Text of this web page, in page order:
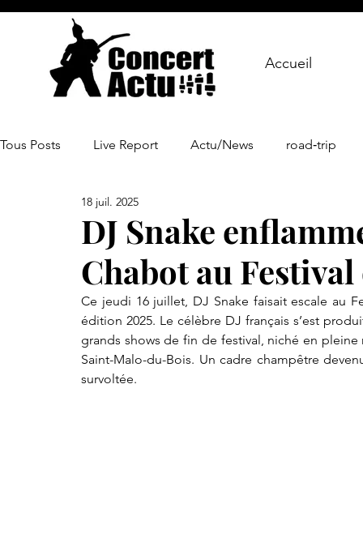
Accueil
Tous Posts Live Report Actu/News road‑trip
DJ Snake
Chabot au
18 juil. 2025
Ce jeudi 16 juillet, DJ Snake faisait escale au
édition 2025. Le célèbre DJ français s’est
grands shows de fin de festival, niché en
Saint-Malo-du-Bois. Un cadre champêtre
survoltée.